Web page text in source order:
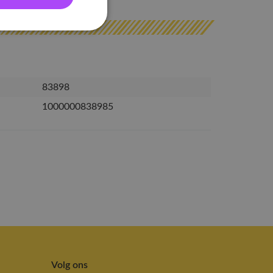
83898
1000000838985
Volg ons